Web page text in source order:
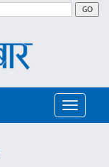
GO
Toggle